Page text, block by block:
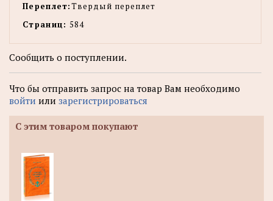
Переплет:Твердый переплет
Страниц: 584
Сообщить о поступлении.
Что бы отправить запрос на товар Вам необходимо
войти или зарегистрироваться
С этим товаром покупают